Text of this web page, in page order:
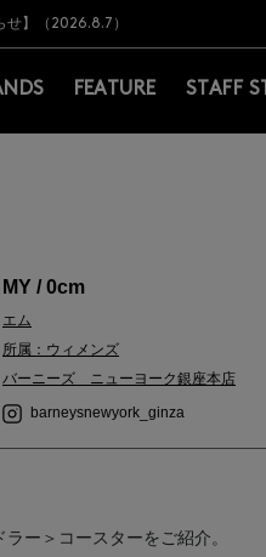
常時送料無料！お買い物の際は会員登
せ】（2026.8.7）
2026.8.5）
ついて
常時送料無料！お買い物の際は会員登
FEATURE STAFF
MY / 0cm
エム
所属：ウィメンズ
バーニーズ ニューヨーク銀座本店
barneysnewyork_ginza
ラー＞コースターをご紹介。